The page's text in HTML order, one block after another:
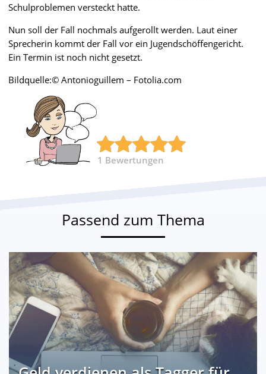
Schulproblemen versteckt hatte.
Nun soll der Fall nochmals aufgerollt werden. Laut einer
Sprecherin kommt der Fall vor ein Jugendschöffengericht.
Ein Termin ist noch nicht gesetzt.
Bildquelle:© Antonioguillem – Fotolia.com
1 Bewertungen
Passend zum Thema